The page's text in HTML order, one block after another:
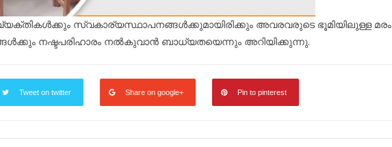
സ്വകാര്യസ്ഥാപനങ്ങൾക്കുമായിരിക്കും അവരവരുടെ ഭൂമിയിലുള്ള മരം
നഷ്ടപരിഹാരം നൽകുവാൻ ബാധ്യതയെന്നും അറിയിക്കുന്നു.
Tweet on twitter Share on google+ Pin to pinterest